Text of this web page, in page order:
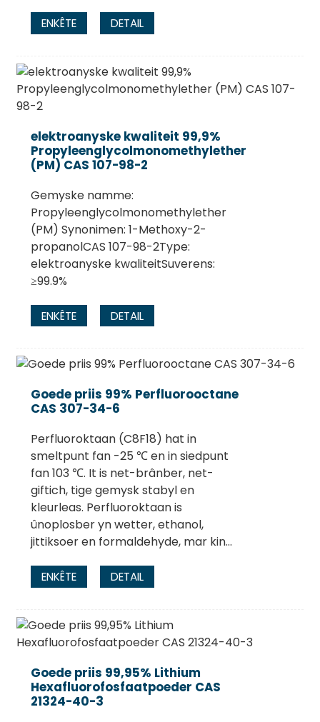
ENKÊTE DETAIL
elektroanyske kwaliteit 99,9%
Propyleenglycolmonomethylether
(PM) CAS 107-98-2
Gemyske namme:
Propyleenglycolmonomethylether
(PM) Synonimen: 1-Methoxy-2-
propanolCAS 107-98-2Type:
elektroanyske kwaliteitSuverens:
≥99.9%
ENKÊTE DETAIL
Goede priis 99% Perfluorooctane
CAS 307-34-6
Perfluoroktaan (C8F18) hat in
smeltpunt fan -25 ℃ en in siedpunt
fan 103 ℃. It is net-brânber, net-
giftich, tige gemysk stabyl en
kleurleas. Perfluoroktaan is
ûnoplosber yn wetter, ethanol,
jittiksoer en formaldehyde, mar kin...
ENKÊTE DETAIL
Goede priis 99,95% Lithium
Hexafluorofosfaatpoeder CAS
21324-40-3